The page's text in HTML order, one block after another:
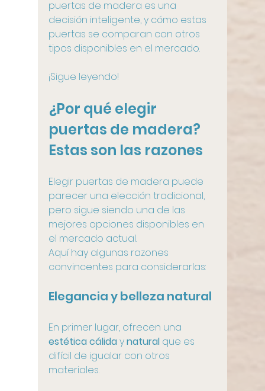
puertas de madera es una
decisión inteligente, y cómo estas
puertas se comparan con otros
tipos disponibles en el mercado.
¡Sigue leyendo!
¿Por qué elegir
puertas de madera?
Estas son las razones
Elegir puertas de madera puede
parecer una elección tradicional,
pero sigue siendo una de las
mejores opciones disponibles en
el mercado actual.
Aquí hay algunas razones
convincentes para considerarlas:
Elegancia y belleza natural
En primer lugar, ofrecen una
estética cálida y natural que es
difícil de igualar con otros
materiales.